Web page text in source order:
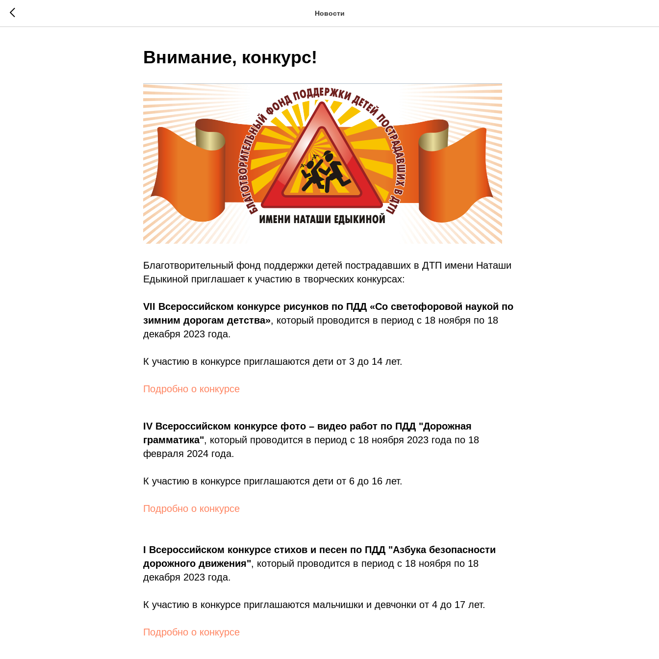
Новости
Внимание, конкурс!
Благотворительный фонд поддержки детей пострадавших в ДТП имени Наташи
Едыкиной приглашает к участию в творческих конкурсах:
VII Всероссийском конкурсе рисунков по ПДД «Со светофоровой наукой по
зимним дорогам детства», который проводится в период c 18 ноября по 18
декабря 2023 года.
К участию в конкурсе приглашаются дети от 3 до 14 лет.
Подробно о конкурсе
IV Всероссийском конкурсе фото – видео работ по ПДД "Дорожная
грамматика", который проводится в период c 18 ноября 2023 года по 18
февраля 2024 года.
К участию в конкурсе приглашаются дети от 6 до 16 лет.
Подробно о конкурсе
I Всероссийском конкурсе стихов и песен по ПДД "Азбука безопасности
дорожного движения", который проводится в период c 18 ноября по 18
декабря 2023 года.
К участию в конкурсе приглашаются мальчишки и девчонки от 4 до 17 лет.
Подробно о конкурсе